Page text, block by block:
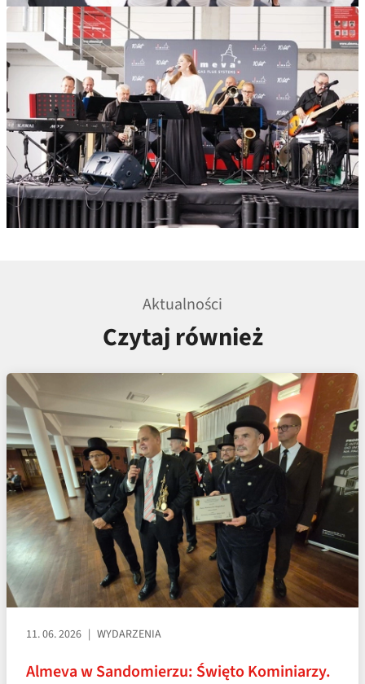
Aktualności
Czytaj również
11. 06. 2026 WYDARZENIA
Almeva w Sandomierzu: Święto Kominiarzy.